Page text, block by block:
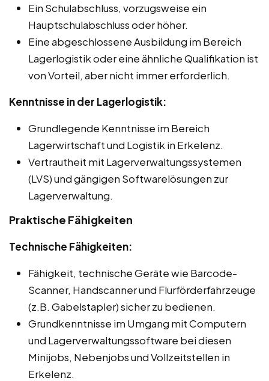
Ein Schulabschluss, vorzugsweise ein
Hauptschulabschluss oder höher.
Eine abgeschlossene Ausbildung im Bereich
Lagerlogistik oder eine ähnliche Qualifikation ist
von Vorteil, aber nicht immer erforderlich.
Kenntnisse in der Lagerlogistik:
Grundlegende Kenntnisse im Bereich
Lagerwirtschaft und Logistik in Erkelenz.
Vertrautheit mit Lagerverwaltungssystemen
(LVS) und gängigen Softwarelösungen zur
Lagerverwaltung.
Praktische Fähigkeiten
Technische Fähigkeiten:
Fähigkeit, technische Geräte wie Barcode-
Scanner, Handscanner und Flurförderfahrzeuge
(z.B. Gabelstapler) sicher zu bedienen.
Grundkenntnisse im Umgang mit Computern
und Lagerverwaltungssoftware bei diesen
Minijobs, Nebenjobs und Vollzeitstellen in
Erkelenz.